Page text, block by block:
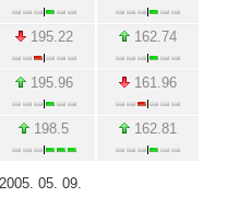
195.22 162.74
195.96 161.96
198.5 162.81